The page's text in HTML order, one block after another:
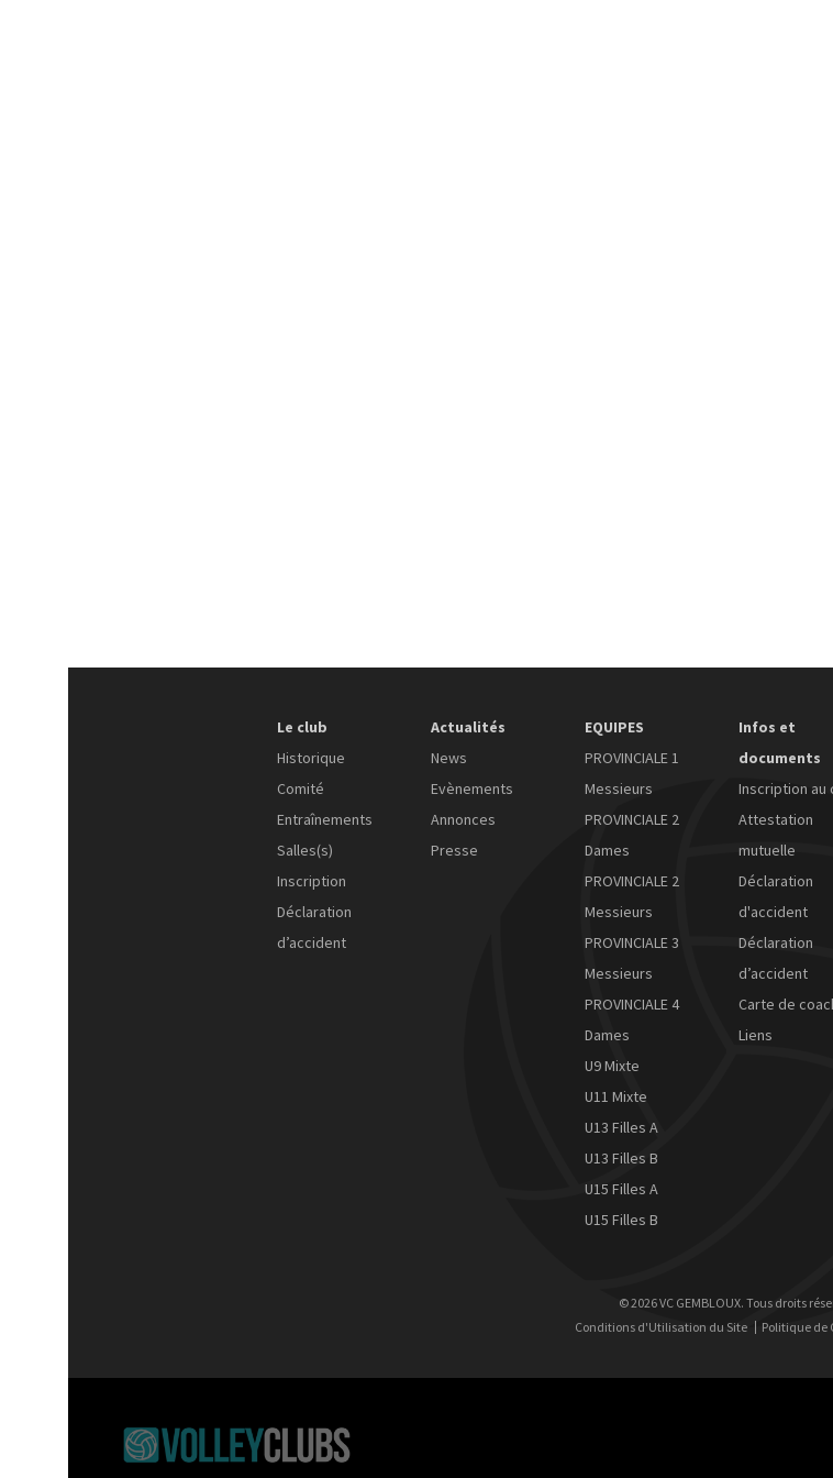
Le club
Historique
Comité
Entraînements
Salles(s)
Inscription
Déclaration
d’accident
Actualités
News
Evènements
Annonces
Presse
EQUIPES
PROVINCIALE 1
Messieurs
PROVINCIALE 2
Dames
PROVINCIALE 2
Messieurs
PROVINCIALE 3
Messieurs
PROVINCIALE 4
Dames
U9 Mixte
U11 Mixte
U13 Filles A
U13 Filles B
U15 Filles A
U15 Filles B
Infos et
documents
Inscription au
Attestation
mutuelle
Déclaration
d'accident
Déclaration
d’accident
Carte de
Liens
© 2026 VC GEMBLOUX. Tous droits
Conditions d'Utilisation du Site
Politique de